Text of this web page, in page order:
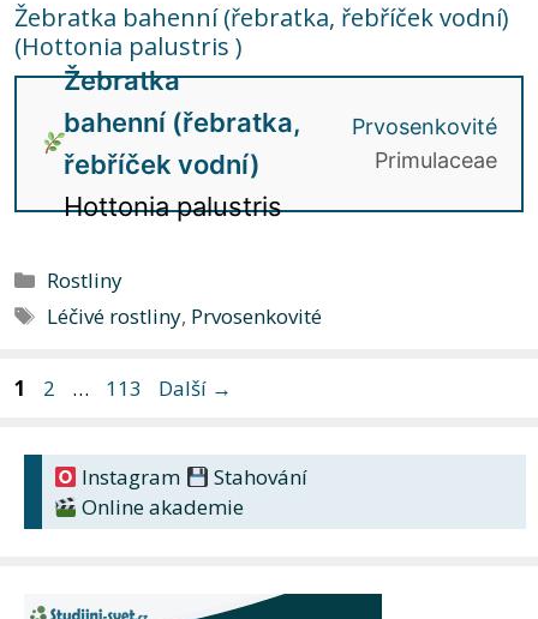
Žebratka bahenní (řebratka, řebříček vodní)
(Hottonia palustris )
Žebratka
bahenní (řebratka,
řebříček vodní)
Hottonia palustris
Prvosenkovité
Primulaceae
Rubriky
Rostliny
Štítky
Léčivé rostliny, Prvosenkovité
Stránka
1 Stránka
2 … Stránka
113 Další →
Instagram
Stahování
Online akademie